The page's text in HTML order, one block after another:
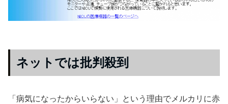
ネットでは批判殺到
「病気になったからいらない」という理由でメルカリに赤